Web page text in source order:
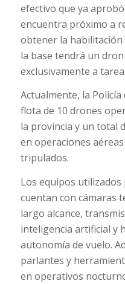
efectivo que ya
encuentra próximo a
obtener la habilitación
la base tendrá un
exclusivamente a
Actualmente, la
flota de 10 drones
la provincia y un total
en operaciones
tripulados.
Los equipos utilizados
cuentan con cámaras
largo alcance,
inteligencia artificial y
autonomía de vuelo.
parlantes y
en operativos